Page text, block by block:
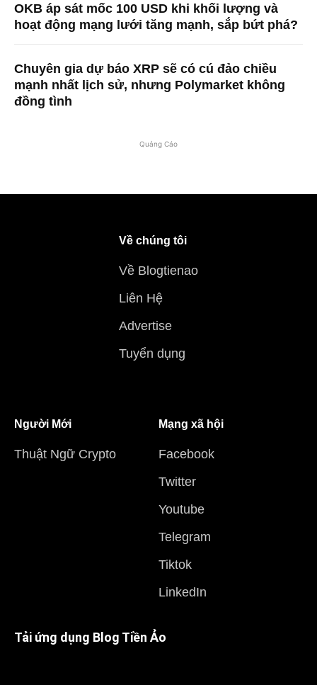
OKB áp sát mốc 100 USD khi khối lượng và
hoạt động mạng lưới tăng mạnh, sắp bứt phá?
Chuyên gia dự báo XRP sẽ có cú đảo chiều
mạnh nhất lịch sử, nhưng Polymarket không
đồng tình
Quảng Cáo
Về chúng tôi
Về Blogtienao
Liên Hệ
Advertise
Tuyển dụng
Người Mới
Thuật Ngữ Crypto
Mạng xã hội
Facebook
Twitter
Youtube
Telegram
Tiktok
LinkedIn
Tải ứng dụng Blog Tiền Ảo